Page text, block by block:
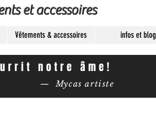
et accessoires
Vêtements & accessoires infos et blog
notre âme!
— Mycas artiste